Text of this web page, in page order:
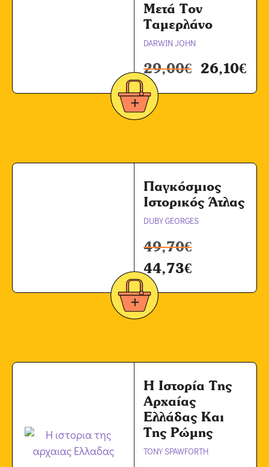
Μετά Τον
Ταμερλάνο
DARWIN JOHN
29,00€ 26,10€
Παγκόσμιος
Ιστορικός Άτλας
DUBY GEORGES
49,70€
44,73€
Η Ιστορία Της
Αρχαίας
Ελλάδας Και
Της Ρώμης
TONY SPAWFORTH